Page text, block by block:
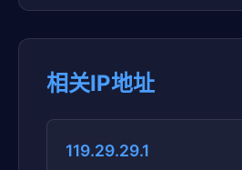
相关IP地址
119.29.29.1